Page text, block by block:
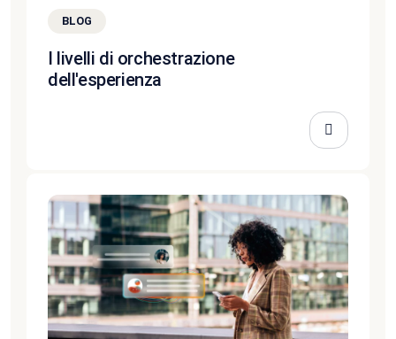
BLOG
I livelli di orchestrazione
dell'esperienza